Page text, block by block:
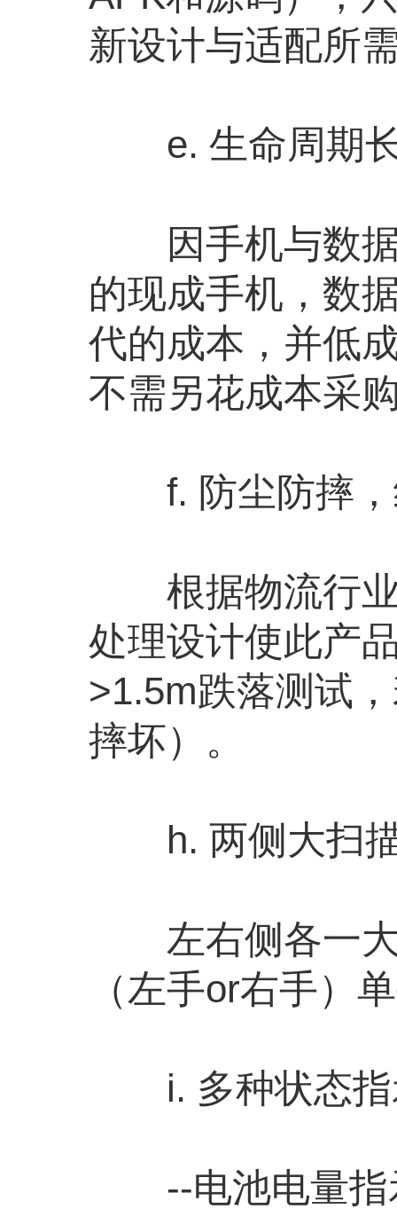
新设计与适配所
e. 生命周期长
因手机与数据
的现成手机，数
代的成本，并低
不需另花成本采
f. 防尘防摔，
根据物流行业
处理设计使此产
>1.5m跌落测试
摔坏）。
h. 两侧大扫描
左右侧各一大
（左手or右手）
i. 多种状态指
--电池电量指